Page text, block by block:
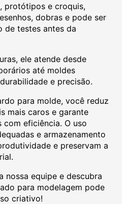
protótipos e croquis,
dobras e pode ser
de testes antes da
ele atende desde
até moldes
e precisão.
para molde, você reduz
mais caros e garante
eficiência. O uso
e armazenamento
e preservam a
nossa equipe e descubra
para modelagem pode
criativo!